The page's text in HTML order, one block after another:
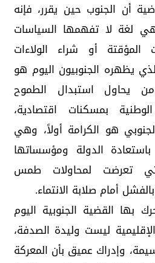
أن الجنوب حين يقرر، فإنه
لغة لا تفهمها السياسات
المؤقتة أو شراء الولاءات
يظهره الجنوبيون اليوم هو
يحاول استبدال الطموح
بمسكنات اقتصادية،
هو الكرامة أولاً، وهي
الدولة ومؤسساتها
تعرضت لمحاولات طمس
أمام صلابة الانتماء.
بها القضية الجنوبية اليوم
ليست وليدة الصدفة،
وإدراك عميق بأن المعركة